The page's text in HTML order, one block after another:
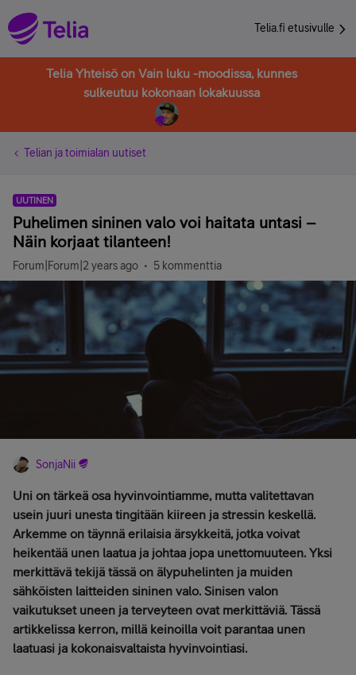
Telia.fi etusivulle
Telia Yhteisö on Vain luku -moodissa, kunnes
sulkeutuu kokonaan lokakuussa
Telian ja toimialan uutiset
UUTINEN
Puhelimen sininen valo voi haitata untasi –
Näin korjaat tilanteen!
Forum|Forum|2 years ago 5 kommenttia
SonjaNii
Uni on tärkeä osa hyvinvointiamme, mutta valitettavan
usein juuri unesta tingitään kiireen ja stressin keskellä.
Arkemme on täynnä erilaisia ärsykkeitä, jotka voivat
heikentää unen laatua ja johtaa jopa unettomuuteen. Yksi
merkittävä tekijä tässä on älypuhelinten ja muiden
sähköisten laitteiden sininen valo. Sinisen valon
vaikutukset uneen ja terveyteen ovat merkittäviä. Tässä
artikkelissa kerron, millä keinoilla voit parantaa unen
laatuasi ja kokonaisvaltaista hyvinvointiasi.